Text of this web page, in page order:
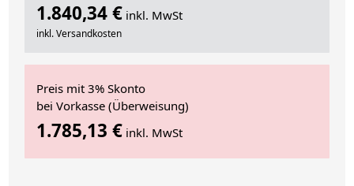
1.840,34 € inkl. MwSt
inkl. Versandkosten
Preis mit 3% Skonto
bei Vorkasse (Überweisung)
1.785,13 € inkl. MwSt